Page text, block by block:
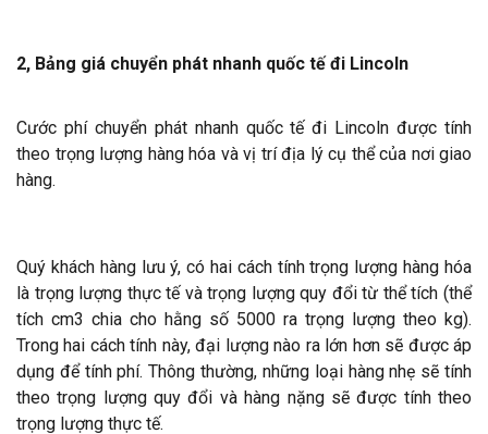
2, Bảng giá chuyển phát nhanh quốc tế đi Lincoln
Cước phí chuyển phát nhanh quốc tế đi Lincoln được tính
theo trọng lượng hàng hóa và vị trí địa lý cụ thể của nơi giao
hàng.
Quý khách hàng lưu ý, có hai cách tính trọng lượng hàng hóa
là trọng lượng thực tế và trọng lượng quy đổi từ thể tích (thể
tích cm3 chia cho hằng số 5000 ra trọng lượng theo kg).
Trong hai cách tính này, đại lượng nào ra lớn hơn sẽ được áp
dụng để tính phí. Thông thường, những loại hàng nhẹ sẽ tính
theo trọng lượng quy đổi và hàng nặng sẽ được tính theo
trọng lượng thực tế.